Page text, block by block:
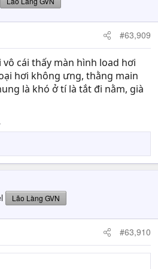
#63,909
cái thấy màn hình load hơi
hơi không ưng, thằng main
là khó ở tí là tắt đi nằm, già
Lão Làng GVN
#63,910